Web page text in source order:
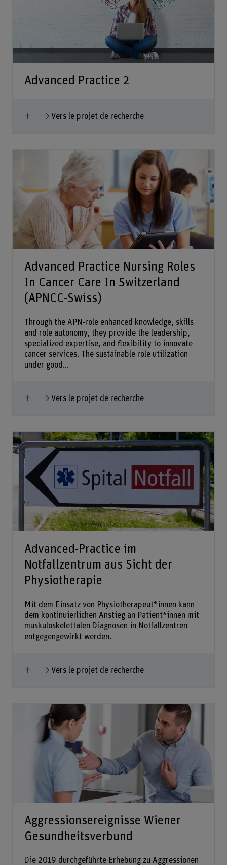
Advanced Practice 2
Afficher plus
Vers le projet de recherche
Advanced Practice Nursing Roles
In Cancer Care In Switzerland
(APNCC-Swiss)
Through the APN-role enhanced knowledge, skills
and role autonomy, they provide the leadership,
specialized expertise, and flexibility to innovate
cancer services. The sustainable role utilization
under good...
Afficher plus
Vers le projet de recherche
Advanced-Practice im
Notfallzentrum aus Sicht der
Physiotherapie
Mit dem Einsatz von Physiotherapeut*innen kann
dem kontinuierlichen Anstieg an Patient*innen mit
muskuloskelettalen Diagnosen in Notfallzentren
entgegengewirkt werden.
Afficher plus
Vers le projet de recherche
Aggressionsereignisse Wiener
Gesundheitsverbund
Die 2019 durchgeführte Erhebung zu Aggressionen